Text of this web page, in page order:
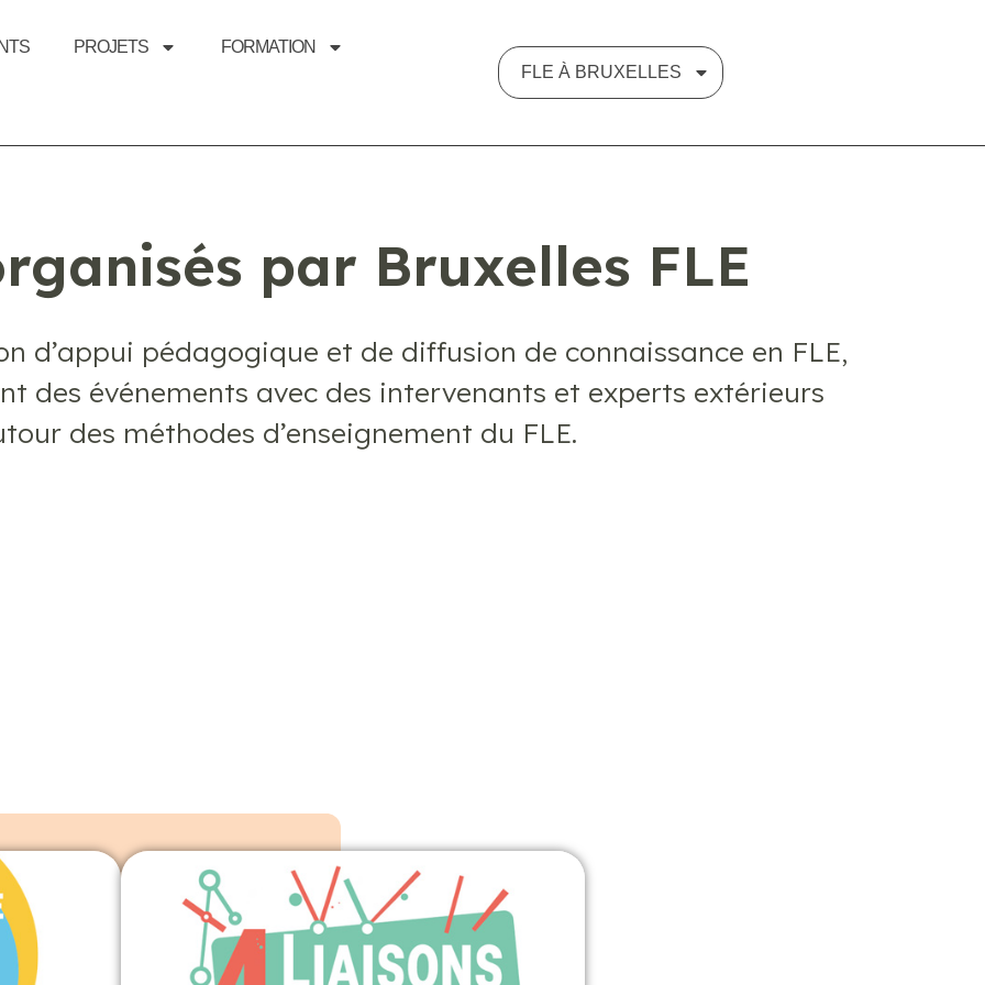
PROJETS
FORMATION
FLE À BRUXELLES
par Bruxelles FLE
d’appui pédagogique et de diffusion de connaissance en FLE,
des événements avec des intervenants et experts extérieurs
des méthodes d’enseignement du FLE.